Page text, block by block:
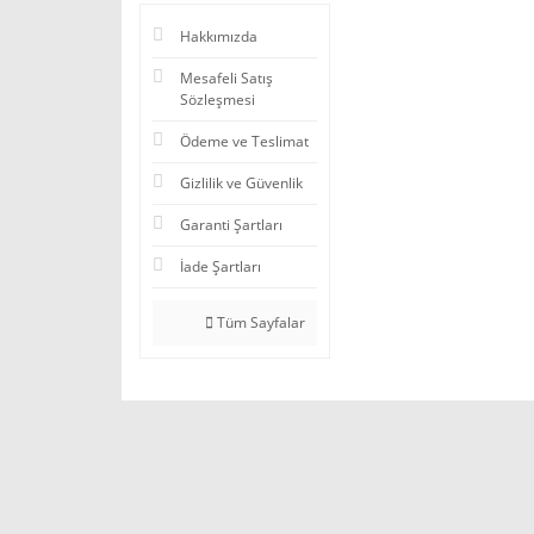
Hakkımızda
Mesafeli Satış
Sözleşmesi
Ödeme ve Teslimat
Gizlilik ve Güvenlik
Garanti Şartları
İade Şartları
Tüm Sayfalar